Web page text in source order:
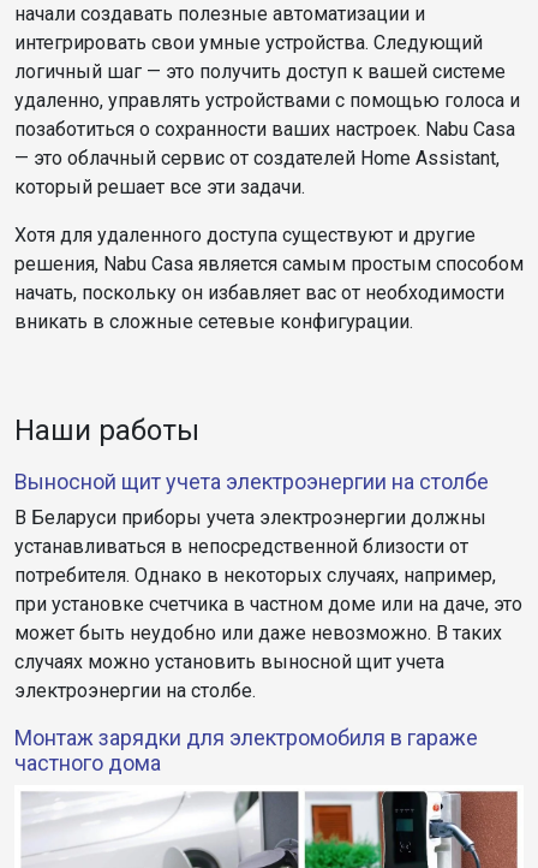
начали создавать полезные автоматизации и
интегрировать свои умные устройства. Следующий
логичный шаг — это получить доступ к вашей системе
удаленно, управлять устройствами с помощью голоса и
позаботиться о сохранности ваших настроек. Nabu Casa
— это облачный сервис от создателей Home Assistant,
который решает все эти задачи.
Хотя для удаленного доступа существуют и другие
решения, Nabu Casa является самым простым способом
начать, поскольку он избавляет вас от необходимости
вникать в сложные сетевые конфигурации.
Наши работы
Выносной щит учета электроэнергии на столбе
В Беларуси приборы учета электроэнергии должны
устанавливаться в непосредственной близости от
потребителя. Однако в некоторых случаях, например,
при установке счетчика в частном доме или на даче, это
может быть неудобно или даже невозможно. В таких
случаях можно установить выносной щит учета
электроэнергии на столбе.
Монтаж зарядки для электромобиля в гараже
частного дома